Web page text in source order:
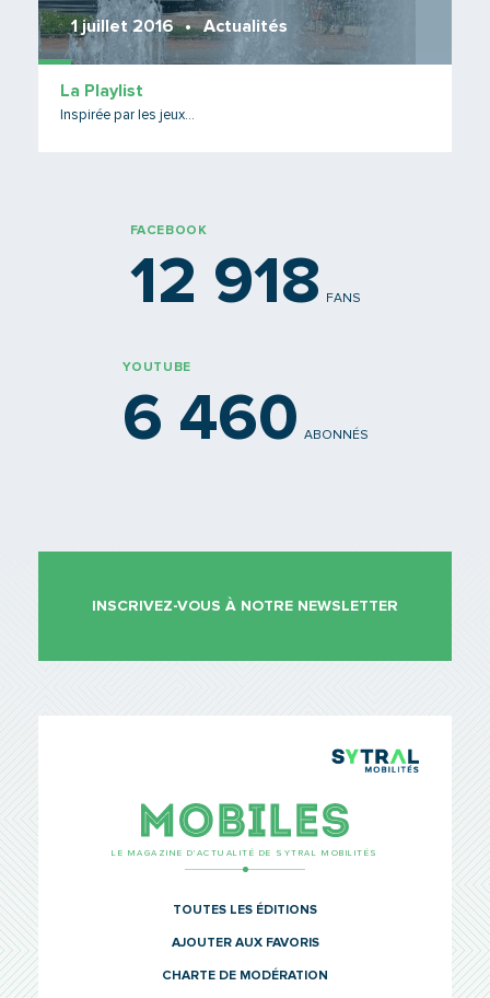
1 juillet 2016 Actualités
La Playlist
Inspirée par les jeux...
FACEBOOK
12 918 FANS
YOUTUBE
6 460 ABONNÉS
INSCRIVEZ-VOUS À NOTRE NEWSLETTER
LE MAGAZINE D’ACTUALITÉ DE SYTRAL MOBILITÉS
TOUTES LES ÉDITIONS
AJOUTER AUX FAVORIS
CHARTE DE MODÉRATION